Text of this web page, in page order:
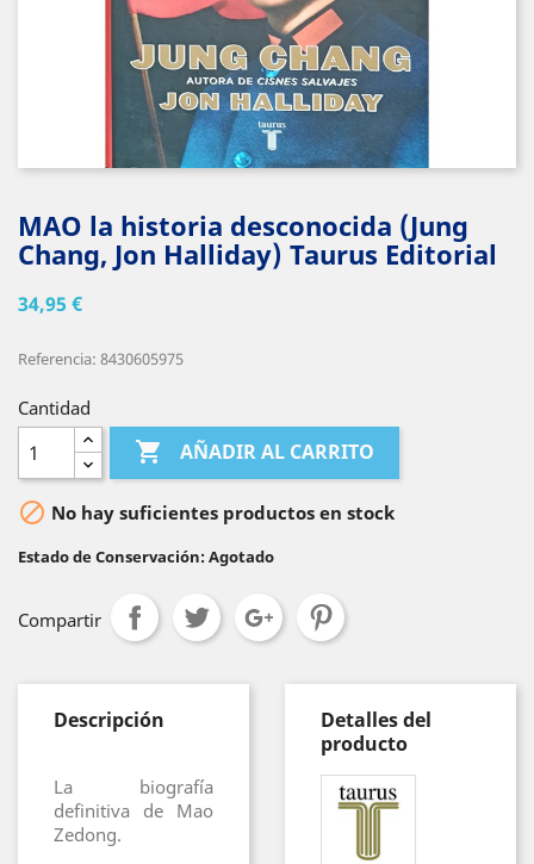
MAO la historia desconocida (Jung
Chang, Jon Halliday) Taurus Editorial
34,95 €
Referencia: 8430605975
Cantidad
 AÑADIR AL CARRITO
 No hay suficientes productos en stock
Estado de Conservación: Agotado
Compartir
Descripción
La biografía
definitiva de Mao
Zedong.
Detalles del
producto